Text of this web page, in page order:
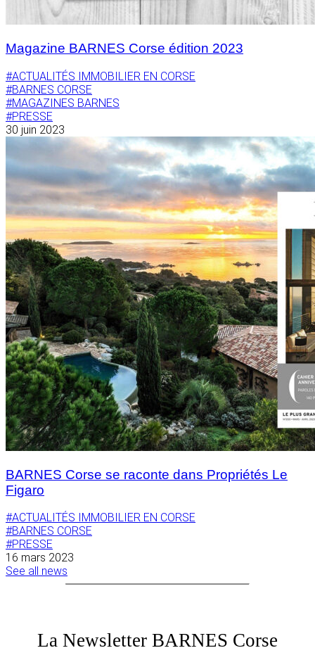
Magazine BARNES Corse édition 2023
#ACTUALITÉS IMMOBILIER EN CORSE
#BARNES CORSE
#MAGAZINES BARNES
#PRESSE
30 juin 2023
BARNES Corse se raconte dans Propriétés Le
Figaro
#ACTUALITÉS IMMOBILIER EN CORSE
#BARNES CORSE
#PRESSE
16 mars 2023
See all news
La Newsletter BARNES Corse